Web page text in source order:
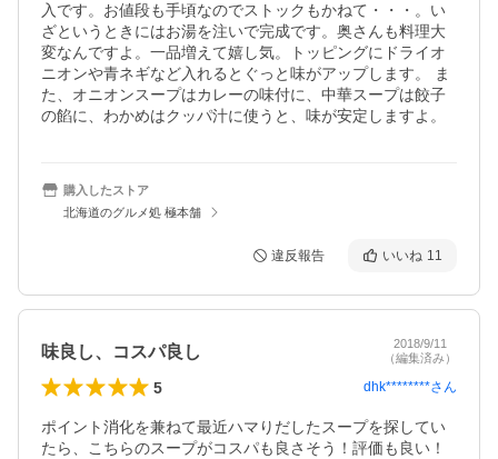
入です。お値段も手頃なのでストックもかねて・・・。い
ざというときにはお湯を注いで完成です。奥さんも料理大
変なんですよ。一品増えて嬉し気。トッピングにドライオ
ニオンや青ネギなど入れるとぐっと味がアップします。 ま
た、オニオンスープはカレーの味付に、中華スープは餃子
の餡に、わかめはクッパ汁に使うと、味が安定しますよ。
購入したストア
北海道のグルメ処 極本舗
違反報告 いいね 11
味良し、コスパ良し
2018/9/11
（編集済み）
5 dhk********さん
ポイント消化を兼ねて最近ハマりだしたスープを探してい
たら、こちらのスープがコスパも良さそう！評価も良い！